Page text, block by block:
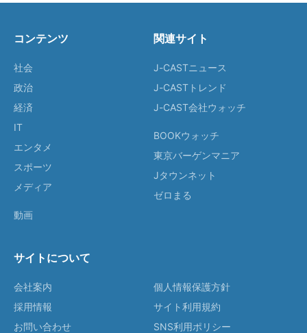
コンテンツ
社会
政治
経済
IT
エンタメ
スポーツ
メディア
動画
関連サイト
J-CASTニュース
J-CASTトレンド
J-CAST会社ウォッチ
BOOKウォッチ
東京バーゲンマニア
Jタウンネット
ゼロまる
サイトについて
会社案内
採用情報
お問い合わせ
個人情報保護方針
サイト利用規約
SNS利用ポリシー